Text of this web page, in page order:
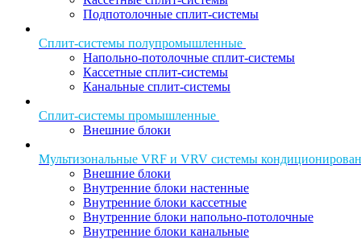
Подпотолочные сплит-системы
Сплит-системы полупромышленные
Напольно-потолочные сплит-системы
Кассетные сплит-системы
Канальные сплит-системы
Сплит-системы промышленные
Внешние блоки
Мультизональные VRF и VRV системы
Внешние блоки
Внутренние блоки настенные
Внутренние блоки кассетные
Внутренние блоки напольно-потолочные
Внутренние блоки канальные